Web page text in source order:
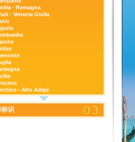
- Romagna
- Venezia Giulia
- Alto Adige
D'Aosta
标识